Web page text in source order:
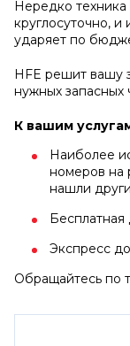
Нередко техника
круглосуточно,
ударяет по
HFE решит вашу
нужных запасных
К вашим
Наиболее
номеров на
нашли
Бесплатная
Экспресс
Обращайтесь по